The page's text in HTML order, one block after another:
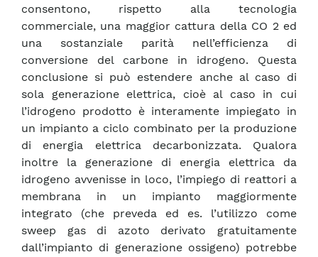
consentono, rispetto alla tecnologia
commerciale, una maggior cattura della CO 2 ed
una sostanziale parità nell’efficienza di
conversione del carbone in idrogeno. Questa
conclusione si può estendere anche al caso di
sola generazione elettrica, cioè al caso in cui
l’idrogeno prodotto è interamente impiegato in
un impianto a ciclo combinato per la produzione
di energia elettrica decarbonizzata. Qualora
inoltre la generazione di energia elettrica da
idrogeno avvenisse in loco, l’impiego di reattori a
membrana in un impianto maggiormente
integrato (che preveda ed es. l’utilizzo come
sweep gas di azoto derivato gratuitamente
dall’impianto di generazione ossigeno) potrebbe